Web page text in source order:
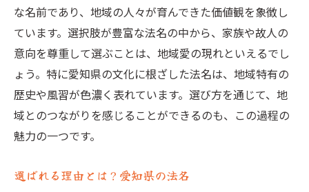
な名前であり、地域の人々が育んできた価値観を象徴し
ています。選択肢が豊富な法名の中から、家族や故人の
意向を尊重して選ぶことは、地域愛の現れといえるでし
ょう。特に愛知県の文化に根ざした法名は、地域特有の
歴史や風習が色濃く表れています。選び方を通じて、地
域とのつながりを感じることができるのも、この過程の
魅力の一つです。
選ばれる理由とは？愛知県の法名